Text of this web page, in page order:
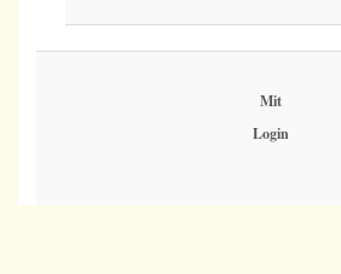
Mit
Login